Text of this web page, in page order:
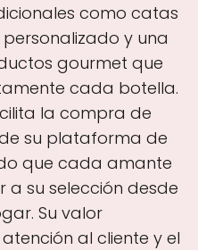
como catas
y una
gourmet que
cada botella.
la compra de
su plataforma de
que cada amante
su selección desde
Su valor
al cliente y el